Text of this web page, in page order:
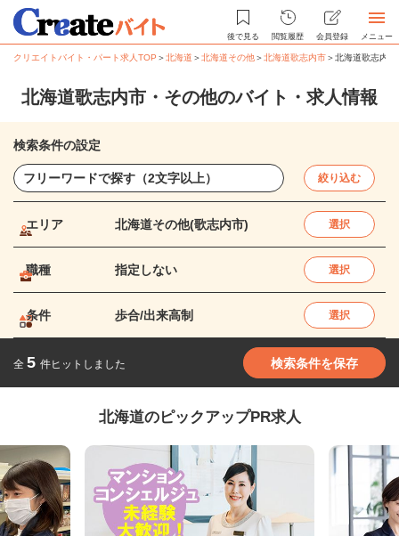
後で見る 閲覧履歴 会員登録 メニュー
クリエイトバイト・パート求人TOP ＞北海道 ＞北海道その他＞北海道歌志内市＞北海道歌志内
北海道歌志内市・その他のバイト・求人情報
検索条件の設定
絞り込む
エリア 北海道その他(歌志内市) 選択
職種 指定しない 選択
条件 歩合/出来高制 選択
全 5 件ヒットしました 検索条件を保存
北海道のピックアップPR求人